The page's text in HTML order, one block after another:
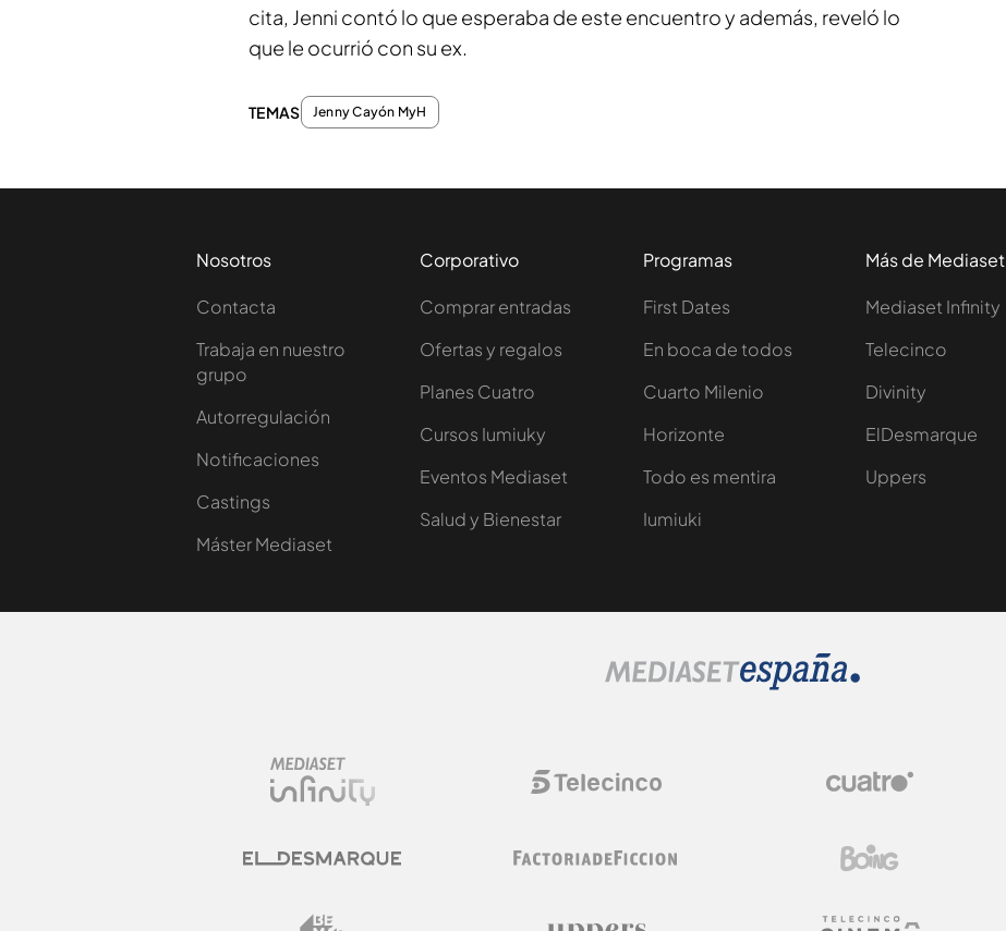
cita, Jenni contó lo que esperaba de este encuentro y además, reveló lo
que le ocurrió con su ex.
TEMAS Jenny Cayón MyH
Nosotros
Contacta
Trabaja en nuestro
grupo
Autorregulación
Notificaciones
Castings
Máster Mediaset
Corporativo
Comprar entradas
Ofertas y regalos
Planes Cuatro
Cursos Iumiuky
Eventos Mediaset
Salud y Bienestar
Programas
First Dates
En boca de todos
Cuarto Milenio
Horizonte
Todo es mentira
Iumiuki
Más de Mediaset
Mediaset Infinity
Telecinco
Divinity
ElDesmarque
Uppers